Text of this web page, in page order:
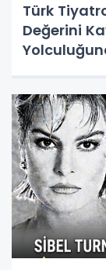
Türk
Değerini